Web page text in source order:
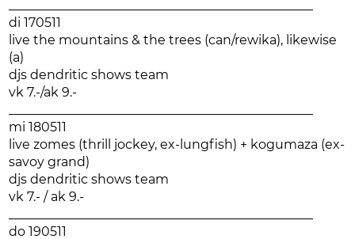
di 170511
live the mountains & the trees (can/rewika), likewise
(a)
djs dendritic shows team
vk 7.-/ak 9.-
mi 180511
live zomes (thrill jockey, ex-lungfish) + kogumaza (ex-
savoy grand)
djs dendritic shows team
vk 7.- / ak 9.-
do 190511